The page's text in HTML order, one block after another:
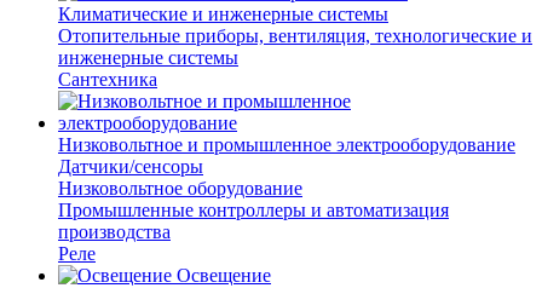
Климатические и инженерные системы
Отопительные приборы, вентиляция, технологические и
инженерные системы
Сантехника
Низковольтное и промышленное электрооборудование
Датчики/сенсоры
Низковольтное оборудование
Промышленные контроллеры и автоматизация
производства
Реле
Освещение